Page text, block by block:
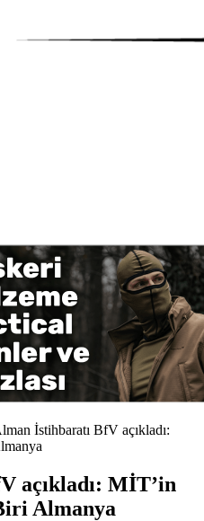
İstihbaratı BfV açıkladı:
açıkladı: MİT’in
Almanya